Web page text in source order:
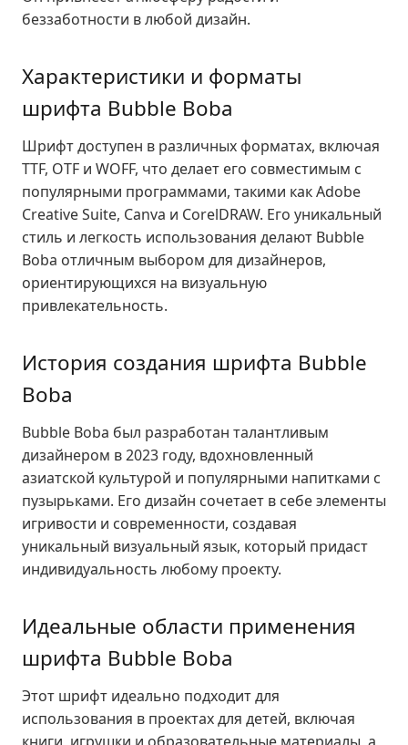
беззаботности в любой дизайн.
Характеристики и форматы
шрифта Bubble Boba
Шрифт доступен в различных форматах, включая
TTF, OTF и WOFF, что делает его совместимым с
популярными программами, такими как Adobe
Creative Suite, Canva и CorelDRAW. Его уникальный
стиль и легкость использования делают Bubble
Boba отличным выбором для дизайнеров,
ориентирующихся на визуальную
привлекательность.
История создания шрифта Bubble
Boba
Bubble Boba был разработан талантливым
дизайнером в 2023 году, вдохновленный
азиатской культурой и популярными напитками с
пузырьками. Его дизайн сочетает в себе элементы
игривости и современности, создавая
уникальный визуальный язык, который придаст
индивидуальность любому проекту.
Идеальные области применения
шрифта Bubble Boba
Этот шрифт идеально подходит для
использования в проектах для детей, включая